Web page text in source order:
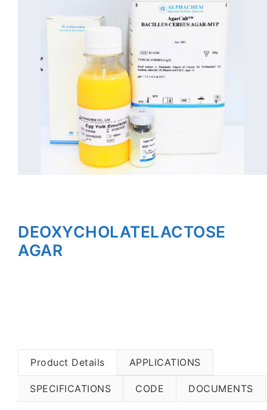
DEOXYCHOLATELACTOSE
AGAR
Product Details APPLICATIONS
SPECIFICATIONS CODE DOCUMENTS